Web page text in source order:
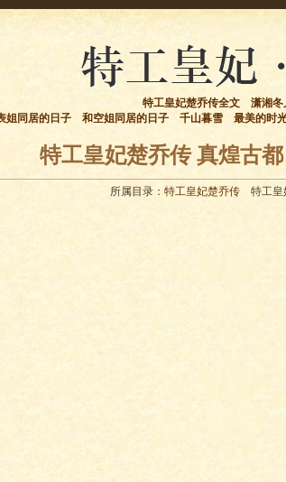
特工皇妃楚乔传全文 潇湘冬
姐同居的日子
和空姐同居的日子 千山暮雪 最美的时
特工皇妃楚乔传 真煌古
所属目录： 特工皇妃楚乔传 特工皇